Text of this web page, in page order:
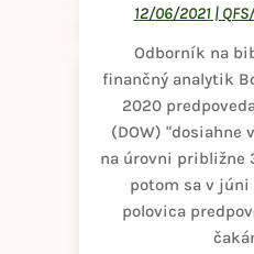
12/06/2021|
Odborník na
finančný analytik
2020
(DOW) "dosiahne
na úrovni približne
potom sa v
polovica